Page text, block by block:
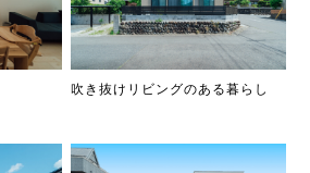
吹き抜けリビングのある暮らし